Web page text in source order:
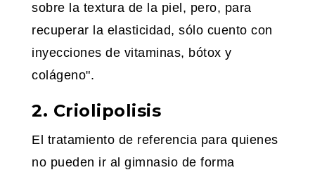
sobre la textura de la piel, pero, para
recuperar la elasticidad, sólo cuento con
inyecciones de vitaminas, bótox y
colágeno".
2. Criolipolisis
El tratamiento de referencia para quienes
no pueden ir al gimnasio de forma